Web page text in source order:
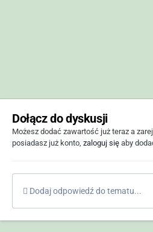
Dołącz do dyskusji
Możesz dodać zawartość już teraz a
posiadasz już konto, zaloguj się aby
Dodaj odpowiedź do tematu...